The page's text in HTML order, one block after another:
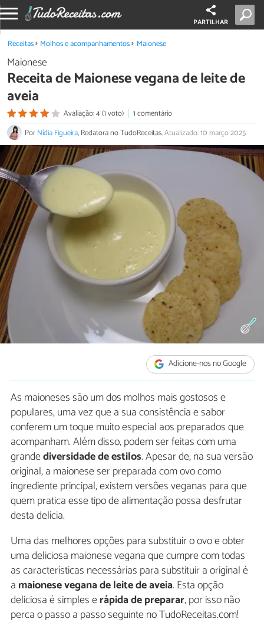
PARTILHAR
Receitas Molhos e acompanhamentos Maionese
Maionese
Receita de Maionese vegana de leite de
aveia
Avaliação: 4 (1 voto)
1 comentário
PorNídia Figueira, Redatora no TudoReceitas.Atualizado: 10 março 2025
Adicione-nos no Google
As maioneses são um dos molhos mais gostosos e
populares, uma vez que a sua consistência e sabor
conferem um toque muito especial aos preparados que
acompanham. Além disso, podem ser feitas com uma
grandediversidade de estilos. Apesar de, na sua versão
original, a maionese ser preparada com ovo como
ingrediente principal, existem versões veganas para que
quem pratica esse tipo de alimentação possa desfrutar
desta delícia.
Uma das melhores opções para substituir o ovo e obter
uma deliciosa maionese vegana que cumpre com todas
as características necessárias para substituir a original é
a maionese vegana de leite de aveia. Esta opção
deliciosa é simples erápida de preparar, por isso não
perca o passo a passo seguinte no TudoReceitas.com!